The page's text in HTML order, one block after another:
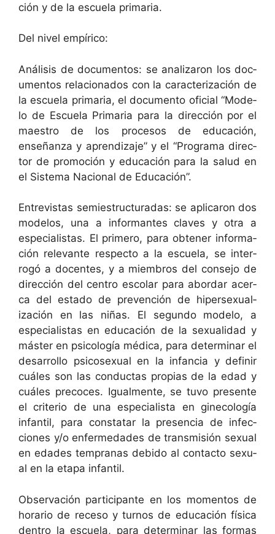
ción y de la escuela primaria.
Del niv­el empírico:
Análi­sis de doc­u­men­tos: se analizaron los doc­
u­men­tos rela­ciona­dos con la car­ac­ter­i­zación de
la escuela pri­maria, el doc­u­men­to ofi­cial “Mod­e­
lo de Escuela Pri­maria para la direc­ción por el
mae­stro de los pro­ce­sos de edu­cación,
enseñan­za y apren­diza­je” y el “Pro­gra­ma direc­
tor de pro­mo­ción y edu­cación para la salud en
el Sis­tema Nacional de Educación”.
Entre­vis­tas semi­estruc­turadas: se apli­caron dos
mod­e­los, una a infor­mantes claves y otra a
espe­cial­is­tas. El primero, para obten­er infor­ma­
ción rel­e­vante respec­to a la escuela, se inter­
rogó a docentes, y a miem­bros del con­se­jo de
direc­ción del cen­tro esco­lar para abor­dar acer­
ca del esta­do de pre­ven­ción de hiper­sex­u­al­
ización en las niñas. El segun­do mod­e­lo, a
espe­cial­is­tas en edu­cación de la sex­u­al­i­dad y
máster en psi­cología médi­ca, para deter­mi­nar el
desar­rol­lo psi­co­sex­u­al en la infan­cia y definir
cuáles son las con­duc­tas propias de la edad y
cuáles pre­co­ces. Igual­mente, se tuvo pre­sente
el cri­te­rio de una espe­cial­ista en gine­cología
infan­til, para con­statar la pres­en­cia de infec­
ciones y/o enfer­medades de trans­misión sex­u­al
en edades tem­pranas debido al con­tac­to sex­u­
al en la eta­pa infantil.
Obser­vación par­tic­i­pante en los momen­tos de
horario de rece­so y turnos de edu­cación físi­ca
den­tro la escuela, para deter­mi­nar las for­mas